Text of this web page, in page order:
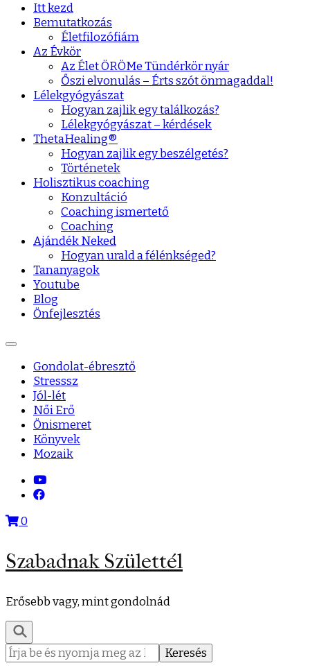
Itt kezd
Bemutatkozás
Életfilozófiám
Az Évkör
Az Élet ÖRÖMe Tündérkör nyár
Őszi elvonulás – Érts szót önmagaddal!
Lélekgyógyászat
Hogyan zajlik egy találkozás?
Lélekgyógyászat – kérdések
ThetaHealing®
Hogyan zajlik egy beszélgetés?
Történetek
Holisztikus coaching
Konzultáció
Coaching ismertető
Coaching
Ajándék Neked
Hogyan urald a félénkséged?
Tananyagok
Youtube
Blog
Önfejlesztés
Gondolat-ébresztő
Stresssz
Jól-lét
Női Erő
Önismeret
Könyvek
Mozaik
0
Szabadnak Születtél
Erősebb vagy, mint gondolnád
Keresés: